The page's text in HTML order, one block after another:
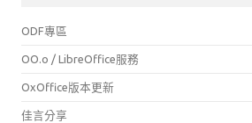
ODF專區
OO.o / LibreOffice服務
OxOffice版本更新
佳言分享